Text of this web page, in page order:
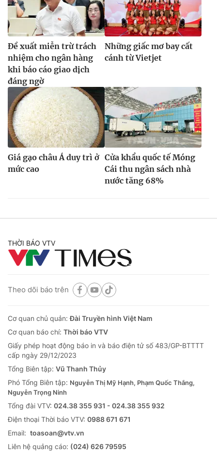
Đề xuất miễn trừ trách
nhiệm cho ngân hàng
khi báo cáo giao dịch
đáng ngờ
Những giấc mơ bay cất
cánh từ Vietjet
Giá gạo châu Á duy trì ở
mức cao
Cửa khẩu quốc tế Móng
Cái thu ngân sách nhà
nước tăng 68%
THỜI BÁO VTV
Theo dõi báo trên
Cơ quan chủ quản:Đài Truyền hình Việt Nam
Cơ quan báo chí: Thời báo VTV
Giấy phép hoạt động báo in và báo điện tử số 483/GP-BTTTT
cấp ngày 29/12/2023
Tổng Biên tập: Vũ Thanh Thủy
Phó Tổng Biên tập: Nguyễn Thị Mỹ Hạnh, Phạm Quốc Thắng,
Nguyễn Trọng Ninh
Tổng đài VTV: 024.38 355 931 - 024.38 355 932
Ðiện thoại Thời báo VTV: 0988 671 671
Email: toasoan@vtv.vn
Liên hệ quảng cáo: (024) 626 79595